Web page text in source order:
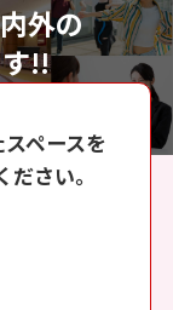
外の
!!
ペースを
さい。